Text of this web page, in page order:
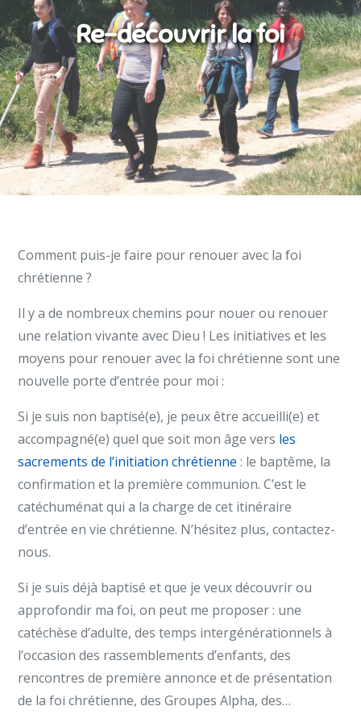
Re-découvrir la foi
Comment puis-je faire pour renouer avec la foi
chrétienne ?
Il y a de nombreux chemins pour nouer ou renouer
une relation vivante avec Dieu ! Les initiatives et les
moyens pour renouer avec la foi chrétienne sont une
nouvelle porte d’entrée pour moi :
Si je suis non baptisé(e), je peux être accueilli(e) et
accompagné(e) quel que soit mon âge vers les
sacrements de l’initiation chrétienne : le baptême, la
confirmation et la première communion. C’est le
catéchuménat qui a la charge de cet itinéraire
d’entrée en vie chrétienne. N’hésitez plus, contactez-
nous.
Si je suis déjà baptisé et que je veux découvrir ou
approfondir ma foi, on peut me proposer : une
catéchèse d’adulte, des temps intergénérationnels à
l’occasion des rassemblements d’enfants, des
rencontres de première annonce et de présentation
de la foi chrétienne, des Groupes Alpha, des…